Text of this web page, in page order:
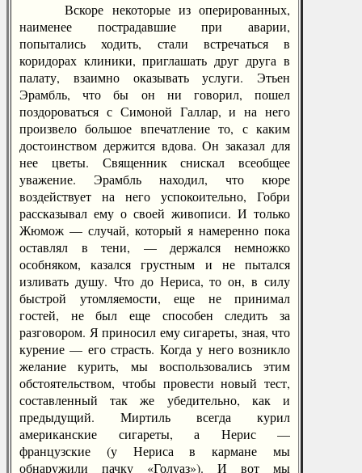
Вскоре некоторые из оперированных,
наименее пострадавшие при аварии,
попытались ходить, стали встречаться в
коридорах клиники, приглашать друг друга в
палату, взаимно оказывать услуги. Этьен
Эрамбль, что бы он ни говорил, пошел
поздороваться с Симоной Галлар, и на него
произвело большое впечатление то, с каким
достоинством держится вдова. Он заказал для
нее цветы. Священник снискал всеобщее
уважение. Эрамбль находил, что кюре
воздействует на него успокоительно, Гобри
рассказывал ему о своей живописи. И только
Жюмож — случай, который я намеренно пока
оставлял в тени, — держался немножко
особняком, казался грустным и не пытался
изливать душу. Что до Нериса, то он, в силу
быстрой утомляемости, еще не принимал
гостей, не был еще способен следить за
разговором. Я приносил ему сигареты, зная, что
курение — его страсть. Когда у него возникло
желание курить, мы воспользовались этим
обстоятельством, чтобы провести новый тест,
составленный так же убедительно, как и
предыдущий. Миртиль всегда курил
американские сигареты, а Нерис —
французские (у Нериса в кармане мы
обнаружили пачку «Голуаз»). И вот мы